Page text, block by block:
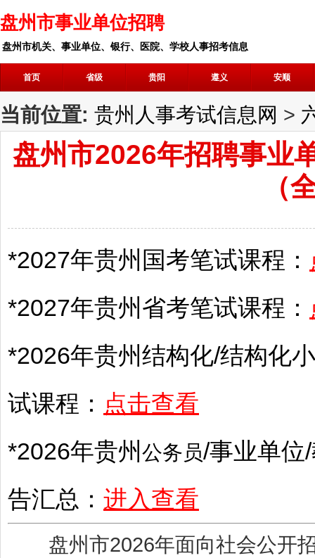
盘州市事业单位招聘
盘州市机关、事业单位、银行、医院、学校人事招考信息
首页 省级 贵阳 遵义 安顺
当前位置: 贵州人事考试信息网 >
盘州市2026年招聘事业
（
*2027年贵州 国考笔试课程：
*2027年贵州 省考笔试课程：
*2026年贵州结构化/结构化
试课程： 点击查看
*2026年贵州 公务员/事业单位/
告汇总： 进入查看
盘州市2026年面向社会公开招